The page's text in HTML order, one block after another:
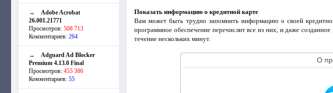
→ Adobe Acrobat
26.001.21771
Просмотров: 508 713
Комментариев: 264
→ Adguard Ad Blocker
Premium 4.13.0 Final
Просмотров: 455 386
Комментариев: 55
Показать информацию о кредитной карте
Вам может быть трудно запомнить информацию о своей
программное обеспечение перечислит все из них, и даже
течение нескольких минут.